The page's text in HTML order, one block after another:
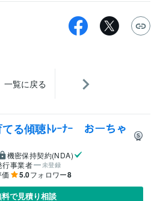
一覧に戻る
る傾聴ﾄﾚｰﾅｰ おーちゃ
機密保持契約(NDA)
行事業者
未登録
5.0フォロワー8
で見積り相談